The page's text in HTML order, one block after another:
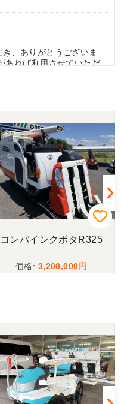
、ありがとうございま
あれば利用させていただ
。また、機会があれば
ーズでした。ありがとう
対応していただき感謝
で機械に詳しく 丁寧にご
う！ 少し距離はあります
のうき屋さんを利用し
コンバインクボタR325
3,200,000